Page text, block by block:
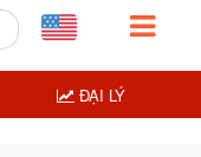
ĐẠI LÝ